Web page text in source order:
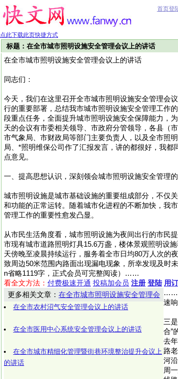
首页登
点此下载此页快捷方式
标题：在全市城市照明设施安全管理会议上的讲话
在全市城市照明设施安全管理会议上的讲话
同志们：
今天，我们在这里召开全市城市照明设施安全管理会
行的重要部署，总结我市城市照明设施安全管理工作
段重点任务，全面提升城市照明设施安全保障能力，
天的会议有市委相关领导、市政府分管领导，各县（
市气象局、市财政局等部门主要负责人，以及全市照
局、*照明维保公司作了汇报发言，讲的都很好，我
点意见。
一、提高思想认识，深刻领会城市照明设施安全管理
城市照明设施是城市基础设施的重要组成部分，不仅
和功能的正常运转。随着城市化进程的不断加快，我
管理工作的重要性愈发凸显。
从市民生活角度看，城市照明设施为夜间出行的市民
市现有城市道路照明灯具15.6万盏，楼体景观照明设
天傍晚至凌晨持续运行，服务着全市日均80万人次的
致周边50米范围内路面出现漏电现象，所幸发现及
n省略1119字，正式会员可完整阅读）……
看全文方法： 付费极速开通 投稿加会员 注册 登陆 用
更多相关文章： 在全市城市照明设施安全管理会
在全市农村沼气安全管理会议上的讲话
在全市医用中心系统安全管理会议上的讲话
在全市城市精细化管理暨街巷环境整治提升会议上
的讲话
速响
三
合”
去
路
河
周